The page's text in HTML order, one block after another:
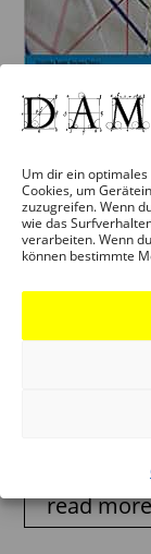
Um dir ein
Cookies, um
zuzugreifen. Wenn
wie das
verarbeiten. Wenn
können bestimmte
Der Band
Bildung“, die
read